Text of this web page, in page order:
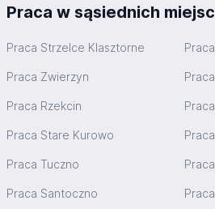
Praca w sąsiednich
Praca Strzelce Klasztorne
Praca Zwierzyn
Praca Rzekcin
Praca Stare Kurowo
Praca Tuczno
Praca Santoczno